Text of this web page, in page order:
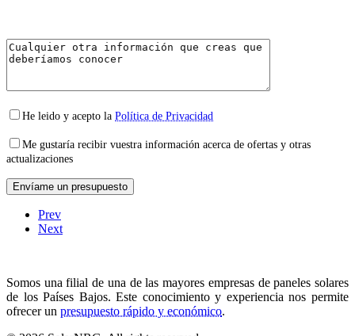
He leido y acepto la Política de Privacidad
Me gustaría recibir vuestra información acerca de ofertas y otras
actualizaciones
Prev
Next
Somos una filial de una de las mayores empresas de paneles solares
de los Países Bajos. Este conocimiento y experiencia nos permite
ofrecer un presupuesto rápido y económico.